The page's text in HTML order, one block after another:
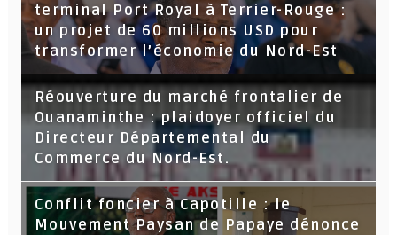
terminal Port Royal à Terrier-Rouge :
un projet de 60 millions USD pour
transformer l’économie du Nord-Est
Réouverture du marché frontalier de
Ouanaminthe : plaidoyer officiel du
Directeur Départemental du
Commerce du Nord-Est.
Conflit foncier à Capotille : le
Mouvement Paysan de Papaye dénonce